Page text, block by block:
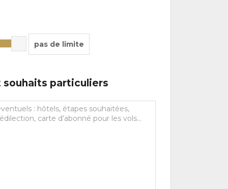
pas de limite
particuliers